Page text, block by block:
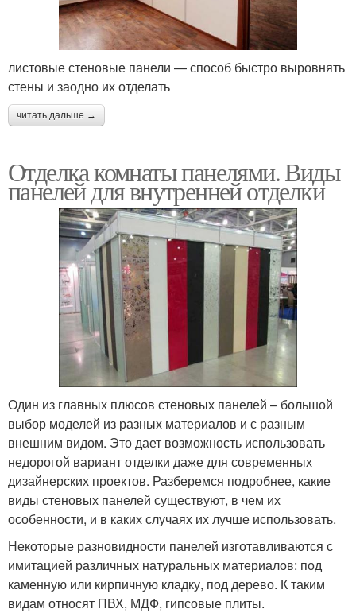
листовые стеновые панели — способ быстро выровнять
стены и заодно их отделать
читать дальше →
Отделка комнаты панелями. Виды
панелей для внутренней отделки
Один из главных плюсов стеновых панелей – большой
выбор моделей из разных материалов и с разным
внешним видом. Это дает возможность использовать
недорогой вариант отделки даже для современных
дизайнерских проектов. Разберемся подробнее, какие
виды стеновых панелей существуют, в чем их
особенности, и в каких случаях их лучше использовать.
Некоторые разновидности панелей изготавливаются с
имитацией различных натуральных материалов: под
каменную или кирпичную кладку, под дерево. К таким
видам относят ПВХ, МДФ, гипсовые плиты.